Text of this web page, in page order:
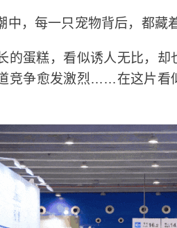
中，每一只宠物背后，都藏
的蛋糕，看似诱人无比，
竞争愈发激烈……在这片看